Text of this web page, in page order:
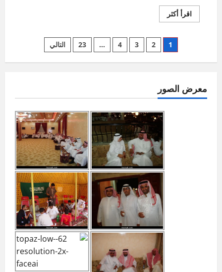
اقرأ أكثر
المزيد
تطبيق
حزنة
نت
للاجهزة
Posts
pagination
1
2
3
4
…
23 التالي
معرض الصور